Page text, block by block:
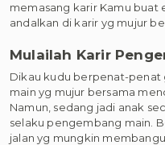
memasang karir Kamu buat
andalkan di karir yg mujur
Mulailah Karir
Dikau kudu berpenat-penat
main yg mujur bersama
Namun, sedang jadi anak
selaku pengembang main.
jalan yg mungkin